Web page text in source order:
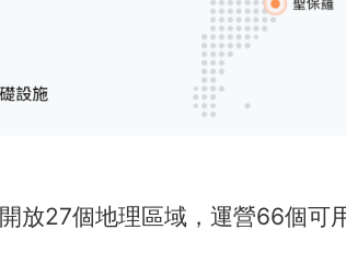
放27個地理區域，運營66個可